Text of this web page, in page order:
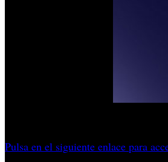
Pulsa en el siguiente enlace para